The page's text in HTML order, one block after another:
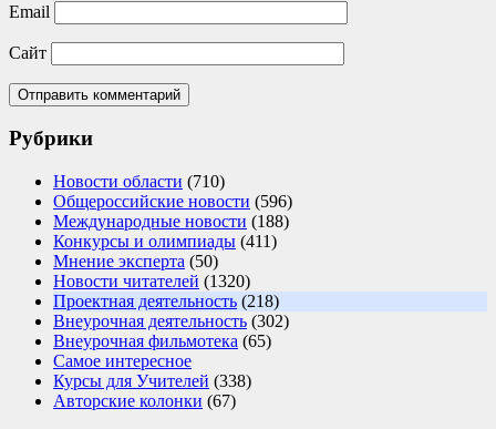
Email
Сайт
Рубрики
Новости области (710)
Общероссийские новости (596)
Международные новости (188)
Конкурсы и олимпиады (411)
Мнение эксперта (50)
Новости читателей (1320)
Проектная деятельность (218)
Внеурочная деятельность (302)
Внеурочная фильмотека (65)
Самое интересное
Курсы для Учителей (338)
Авторские колонки (67)